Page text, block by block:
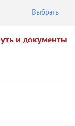
Выбрать
и документы